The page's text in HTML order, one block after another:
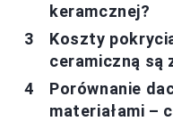
keramcznej?
Koszty
ceramiczną są
Porównanie
materiałami –